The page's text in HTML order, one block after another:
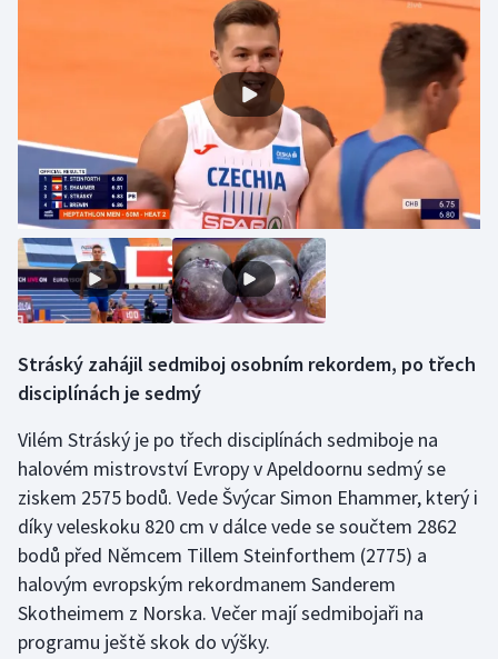
Stráský zahájil sedmiboj osobním rekordem, po třech
disciplínách je sedmý
Vilém Stráský je po třech disciplínách sedmiboje na
halovém mistrovství Evropy v Apeldoornu sedmý se
ziskem 2575 bodů. Vede Švýcar Simon Ehammer, který i
díky veleskoku 820 cm v dálce vede se součtem 2862
bodů před Němcem Tillem Steinforthem (2775) a
halovým evropským rekordmanem Sanderem
Skotheimem z Norska. Večer mají sedmibojaři na
programu ještě skok do výšky.